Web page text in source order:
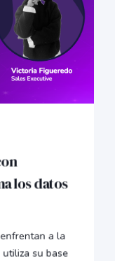
los datos
a la
su base